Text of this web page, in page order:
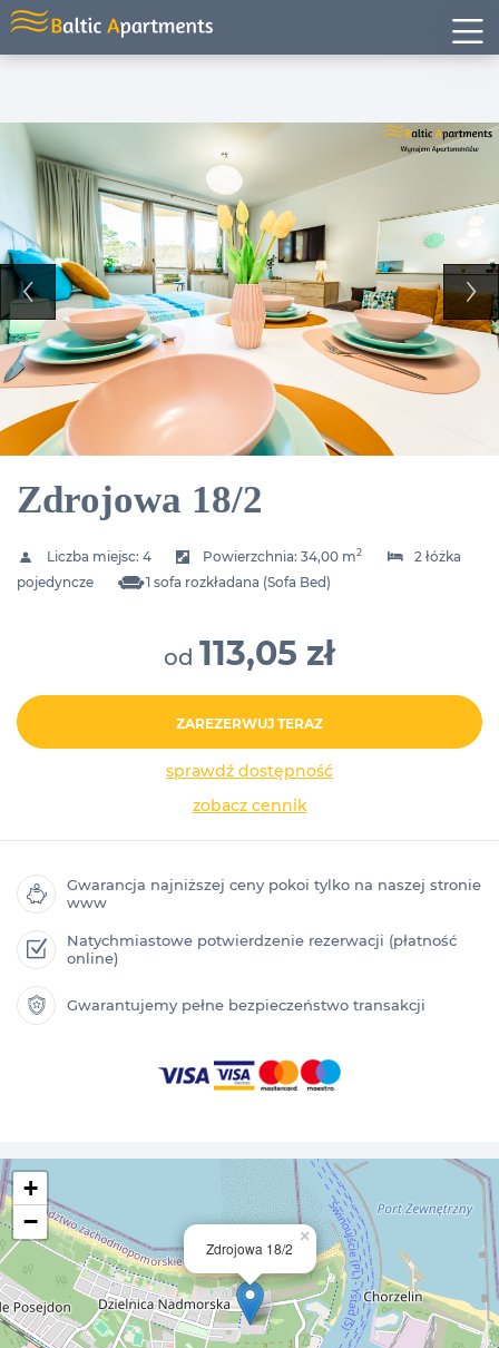
Zdrojowa 18/2
Liczba miejsc: 4 Powierzchnia:34,00 m2
2 łóżka
pojedyncze
1 sofa rozkładana (Sofa Bed)
od 113,05 zł
ZAREZERWUJ TERAZ
sprawdź dostępność
zobacz cennik
Gwarancja najniższej ceny pokoi tylko na naszej stronie
www
Natychmiastowe potwierdzenie rezerwacji (płatność
online)
Gwarantujemy pełne bezpieczeństwo transakcji
Zdrojowa 18/2
×
+
−